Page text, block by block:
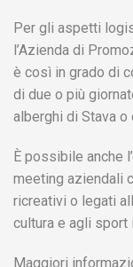
Per gli aspetti
l’Azienda di
è così in grado di
di due o più
alberghi di Stava o
È possibile anche
meeting aziendali
ricreativi o legati
cultura e agli sport
Maggiori